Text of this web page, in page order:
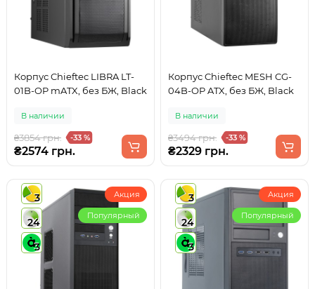
Корпус Chieftec LIBRA LT-
01B-OP mATX, без БЖ, Black
В наличии
₴3854 грн. -33 %
₴2574 грн.
Корпус Chieftec MESH CG-
04B-OP ATX, без БЖ, Black
В наличии
₴3494 грн. -33 %
₴2329 грн.
3
24
3
Акция
Популярный
3
24
3
Акция
Популярный